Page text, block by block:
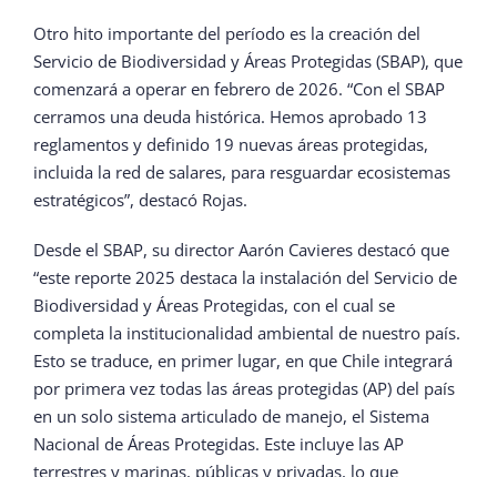
Otro hito importante del período es la creación del
Servicio de Biodiversidad y Áreas Protegidas (SBAP), que
comenzará a operar en febrero de 2026. “Con el SBAP
cerramos una deuda histórica. Hemos aprobado 13
reglamentos y definido 19 nuevas áreas protegidas,
incluida la red de salares, para resguardar ecosistemas
estratégicos”, destacó Rojas.
Desde el SBAP, su director Aarón Cavieres destacó que
“este reporte 2025 destaca la instalación del Servicio de
Biodiversidad y Áreas Protegidas, con el cual se
completa la institucionalidad ambiental de nuestro país.
Esto se traduce, en primer lugar, en que Chile integrará
por primera vez todas las áreas protegidas (AP) del país
en un solo sistema articulado de manejo, el Sistema
Nacional de Áreas Protegidas. Este incluye las AP
terrestres y marinas, públicas y privadas, lo que